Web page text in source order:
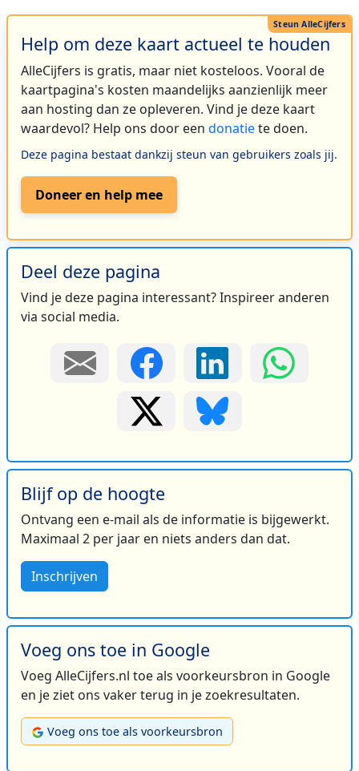
Help om deze kaart actueel te houden
AlleCijfers is gratis, maar niet kosteloos. Vooral de
kaartpagina's kosten maandelijks aanzienlijk meer
aan hosting dan ze opleveren. Vind je deze kaart
waardevol? Help ons door een donatiete doen.
Deze pagina bestaat dankzij steun van gebruikers zoals jij.
Doneer en help mee
Deel deze pagina
Vind je deze pagina interessant? Inspireer anderen
via social media.
Blijf op de hoogte
Ontvang een e-mail als de informatie is bijgewerkt.
Maximaal 2 per jaar en niets anders dan dat.
Inschrijven
Voeg ons toe in Google
Voeg AlleCijfers.nl toe als voorkeursbron in Google
en je ziet ons vaker terug in je zoekresultaten.
Voeg ons toe als voorkeursbron